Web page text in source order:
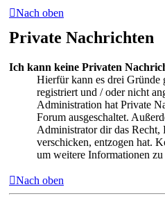
Nach oben
Private Nachrichten
Ich kann keine Privaten
Hierfür kann es drei Gründe
registriert und / oder nicht
Administration hat Private
Forum ausgeschaltet.
Administrator dir das Recht,
verschicken, entzogen hat.
um weitere Informationen zu
Nach oben